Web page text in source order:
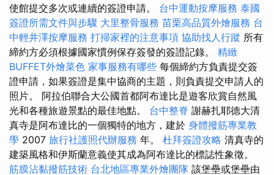
使館提交多次或連續的簽證申請。 台中運動按摩服務 泰國
簽證所需文件與步驟 大里整骨服務 苗栗高品質外燴服務 台
中輕井澤按摩服務 打掃家裡的注意事項 協助找人行蹤 所有
締約方必須根據國家慣例保存簽發的簽證記錄。 精緻
BUFFET外燴菜色 家事服務有哪些 每個締約方負責提交簽
證申請，如果簽證是集中協商的主題，則負責提交申請人的
照片。 阿拉伯聯合大公國首都阿布達比是遊客欣賞自然風
光和各種旅遊景點的最佳地點。 台中整脊 謝赫扎耶德大清
真寺是阿布達比的一個獨特的地方，建於 身體撥筋專業教
學 2007 旅行社護照代辦服務 年。 杜拜簽證攻略 清真寺的
建築風格和伊斯蘭意義使其成為阿布達比的標誌性象徵。
筋膜沾黏撥筋技術 台北地區專業外燴團隊 該堡壘或堡壘由